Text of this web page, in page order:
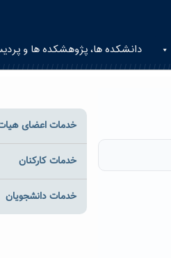
دانشکده ها، پژوهشکده ها و
خدمات اعضای
خدمات کارکنان
خدمات دانشجویان